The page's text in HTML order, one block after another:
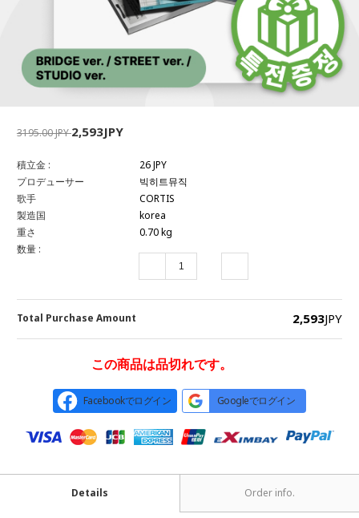
3195.00 JPY2,593JPY
積立金 :
26 JPY
プロデューサー
빅히트뮤직
歌手
CORTIS
製造国
korea
重さ
0.70 kg
数量 :
Total Purchase Amount 2,593JPY
この商品は品切れです。
Facebookでログイン Googleでログイン
Details Order info.